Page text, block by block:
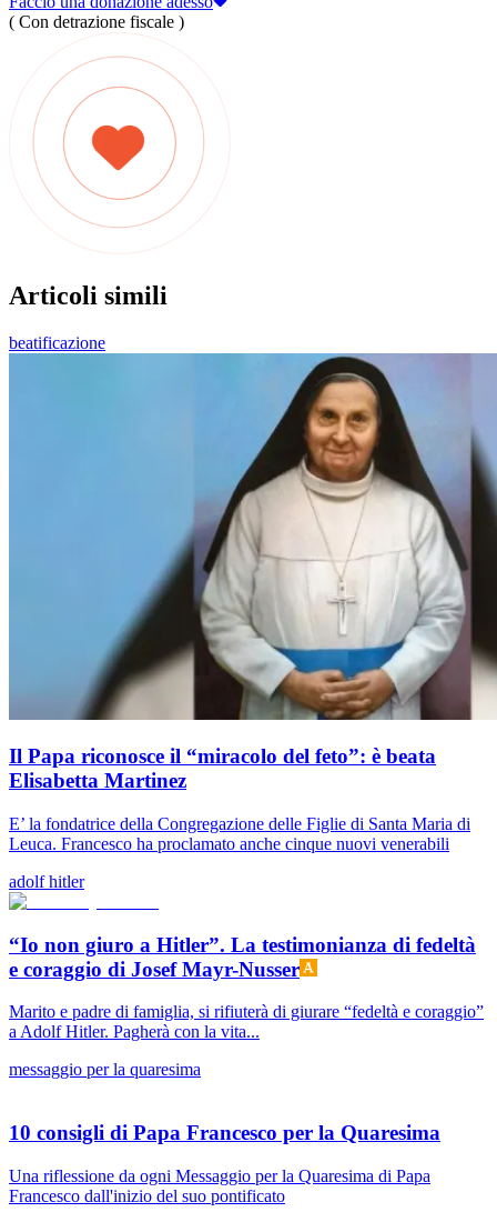
( Con detrazione fiscale )
Articoli simili
beatificazione
Il Papa riconosce il “miracolo del feto”: è beata
Elisabetta Martinez
E’ la fondatrice della Congregazione delle Figlie di Santa Maria di
Leuca. Francesco ha proclamato anche cinque nuovi venerabili
adolf hitler
“Io non giuro a Hitler”. La testimonianza di fedeltà
e coraggio di Josef Mayr-Nusser
Marito e padre di famiglia, si rifiuterà di giurare “fedeltà e coraggio”
a Adolf Hitler. Pagherà con la vita...
messaggio per la quaresima
10 consigli di Papa Francesco per la Quaresima
Una riflessione da ogni Messaggio per la Quaresima di Papa
Francesco dall'inizio del suo pontificato